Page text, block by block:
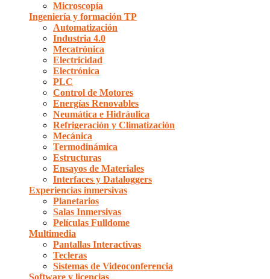
Microscopía
Ingeniería y formación TP
Automatización
Industria 4.0
Mecatrónica
Electricidad
Electrónica
PLC
Control de Motores
Energías Renovables
Neumática e Hidráulica
Refrigeración y Climatización
Mecánica
Termodinámica
Estructuras
Ensayos de Materiales
Interfaces y Dataloggers
Experiencias inmersivas
Planetarios
Salas Inmersivas
Películas Fulldome
Multimedia
Pantallas Interactivas
Tecleras
Sistemas de Videoconferencia
Software y licencias